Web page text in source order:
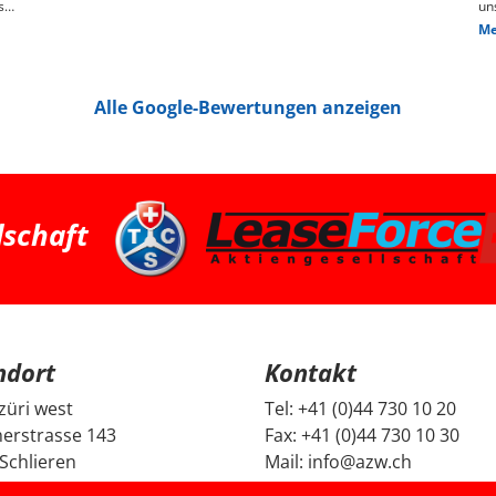
Alle Google-Bewertungen anzeigen
west
143
Kontakt
Tel: +41 (0)44 730 10 20
Fax: +41 (0)44 730 10 30
Mail: info@azw.ch